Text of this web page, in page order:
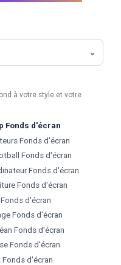
à votre style et votre
Fonds d'écran
Fonds d'écran
Fonds d'écran
Fonds d'écran
Fonds d'écran
d'écran
Fonds d'écran
Fonds d'écran
Fonds d'écran
Fonds d'écran